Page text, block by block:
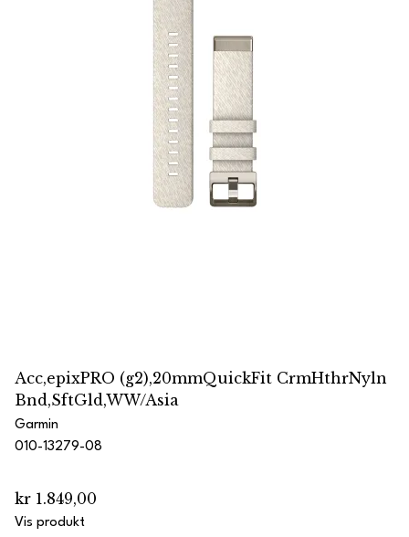
Acc,epixPRO (g2),20mmQuickFit CrmHthrNyln
Bnd,SftGld,WW/Asia
Garmin
010-13279-08
kr 1.849,00
Vis produkt